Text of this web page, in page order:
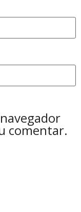
comentar.